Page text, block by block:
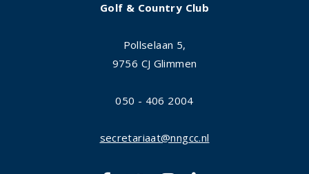
Golf & Country Club
Pollselaan 5,
9756 CJ Glimmen
050 - 406 2004
secretariaat@nngcc.nl